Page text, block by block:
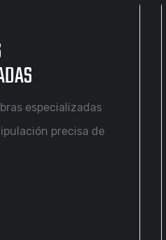
especializadas
precisa de